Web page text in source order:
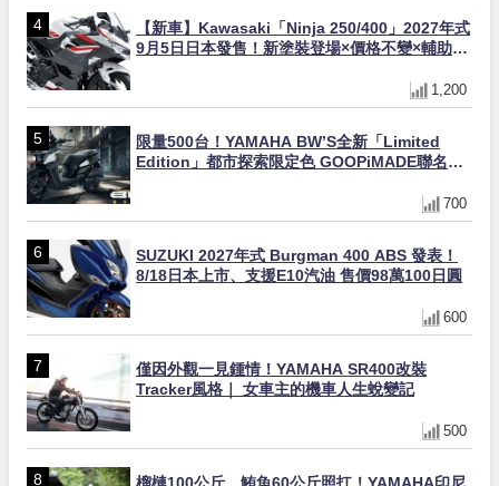
【新車】Kawasaki「Ninja 250/400」2027年式
9月5日日本發售！新塗裝登場×價格不變×輔助滑
1,200
限量500台！YAMAHA BW’S全新「Limited
Edition」都市探索限定色 GOOPiMADE聯名包
700
SUZUKI 2027年式 Burgman 400 ABS 發表！
8/18日本上市、支援E10汽油 售價98萬100日圓
600
僅因外觀一見鍾情！YAMAHA SR400改裝
Tracker風格｜ 女車主的機車人生蛻變記
500
榴槤100公斤、鮪魚60公斤照扛！YAMAHA印尼